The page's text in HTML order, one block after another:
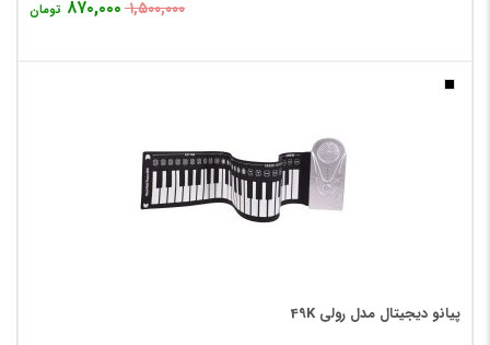
۱,۵۰۰,۰۰۰ ۸۷۰,۰۰۰ تومان
پیانو دیجیتال مدل رولی 49K